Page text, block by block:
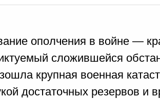
ополчения в войне —
сложившейся
крупная военная
достаточных резервов и